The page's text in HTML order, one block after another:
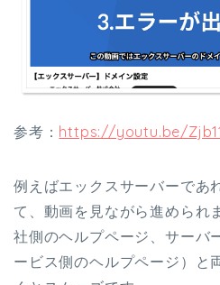
参考： https://youtu.be/
例えばエックスサーバーであ
て、動画を見ながら進められ
社側のヘルプページ、サーバ
ービス側のヘルプページ）と